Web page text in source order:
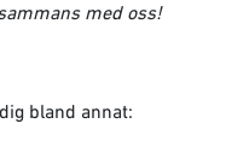
med oss!
bland annat: